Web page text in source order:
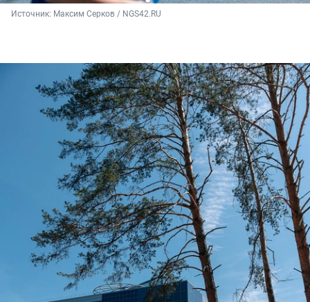
Источник: Максим Серков / NGS42.RU